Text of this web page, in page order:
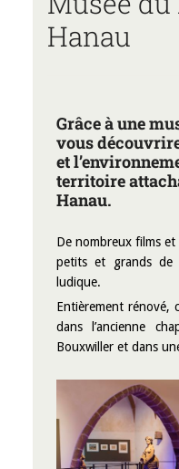
Hanau
Grâce à une
vous
et
territoire
Hanau.
De nombreux films
petits et grands de
ludique.
Entièrement rénové,
dans l’ancienne
Bouxwiller et dans